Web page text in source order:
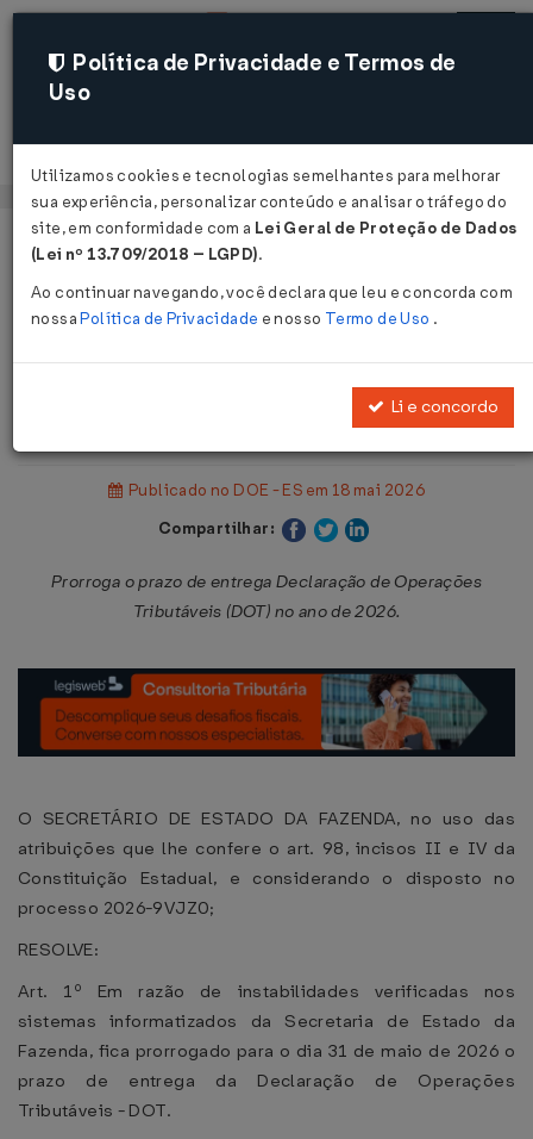
Acessar
Página Inicial
Legislações
Portaria SEFAZ Nº 49-R DE
Publicado no DOE - ES em 18 mai 2026
Compartilhar:
Prorroga o prazo de entrega Declaração de Operações
Tributáveis (DOT) no ano de 2026.
O SECRETÁRIO DE ESTADO DA FAZENDA, no uso das
atribuições que lhe confere o art. 98, incisos II e IV da
Constituição Estadual, e considerando o disposto no
processo 2026-9VJZ0;
RESOLVE:
Art. 1º Em razão de instabilidades verificadas nos
sistemas informatizados da Secretaria de Estado da
Fazenda, fica prorrogado para o dia 31 de maio de 2026 o
prazo de entrega da Declaração de Operações
Tributáveis - DOT.
Política de Privacidade e Termos de
Uso
Utilizamos cookies e tecnologias semelhantes para melhorar
sua experiência, personalizar conteúdo e analisar o tráfego do
site, em conformidade com a Lei Geral de Proteção de Dados
(Lei nº 13.709/2018 – LGPD).
Ao continuar navegando, você declara que leu e concorda com
nossaPolítica de Privacidade e nosso Termo de Uso .
Li e concordo